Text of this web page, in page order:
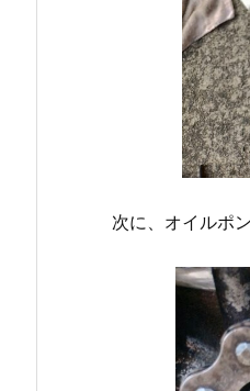
次に、オイルポ